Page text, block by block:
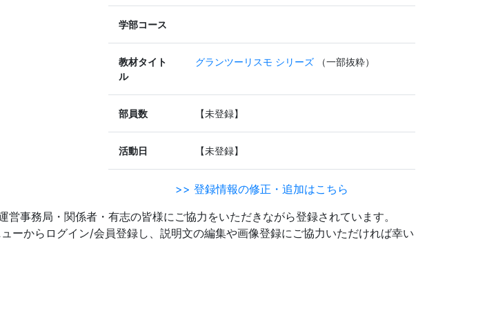
学部コース
教材タイト
ル
グランツーリスモ シリーズ （一部抜粋）
部員数 【未登録】
活動日 【未登録】
>> 登録情報の修正・追加はこちら
事務局・関係者・有志の皆様にご協力をいただきながら登録されています。
ーからログイン/会員登録し、説明文の編集や画像登録にご協力いただければ幸い